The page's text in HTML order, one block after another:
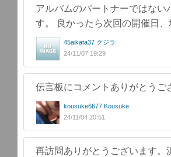
アルバムのパートナーではな
す。 良かったら次回の開催日
45aikata37 クジラ
24/11/07 19:29
伝言板にコメントありがとうご
kousuke6677 Kousuke
24/11/04 20:51
再訪問ありがとうございます。